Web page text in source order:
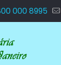
000 8995